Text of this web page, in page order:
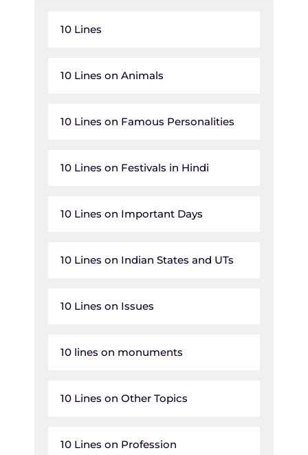
10 Lines
10 Lines on Animals
10 Lines on Famous Personalities
10 Lines on Festivals in Hindi
10 Lines on Important Days
10 Lines on Indian States and UTs
10 Lines on Issues
10 lines on monuments
10 Lines on Other Topics
10 Lines on Profession